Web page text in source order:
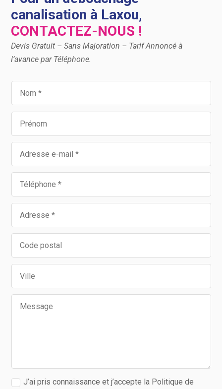
canalisation à Laxou,
CONTACTEZ-NOUS !
Devis Gratuit – Sans Majoration – Tarif Annoncé à
l’avance par Téléphone.
J’ai pris connaissance et j’accepte la Politique de